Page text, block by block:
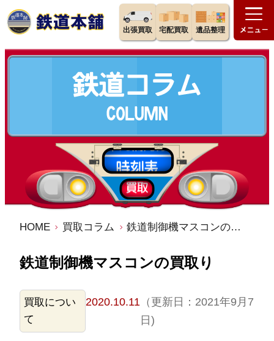
出張買取 宅配買取 遺品整理
HOME 買取コラム 鉄道制御機マスコンの買取り
鉄道制御機マスコンの買取り
買取につい
て
2020.10.11 （更新日：2021年9月7
日)